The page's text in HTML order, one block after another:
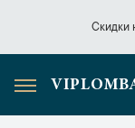
Скидки
Скидки